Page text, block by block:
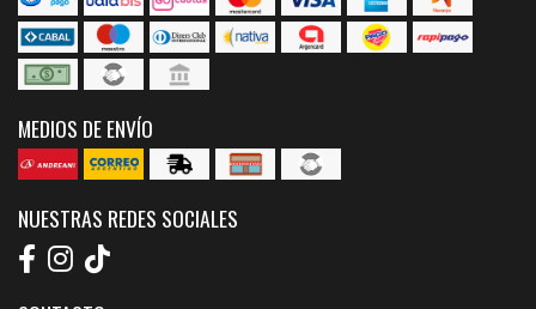
MEDIOS DE ENVÍO
NUESTRAS REDES SOCIALES